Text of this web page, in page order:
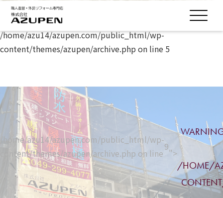
Warning: Undefined array key 0 in
/home/azu14/azupen.com/public_html/wp-
content/themes/azupen/archive.phpon line 5
/home/azu14/azupen.com/public_html/wp-
content/themes/azupen/archive.php on line
9
">
/HOME/